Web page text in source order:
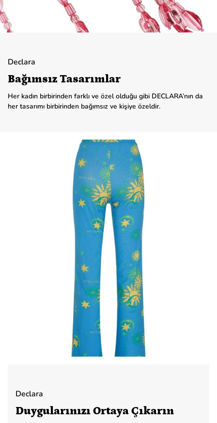
Declara
Bağımsız Tasarımlar
Her kadın birbirinden farklı ve özel olduğu gibi DECLARA’nın da
her tasarımı birbirinden bağımsız ve kişiye özeldir.
Declara
Duygularınızı Ortaya Çıkarın